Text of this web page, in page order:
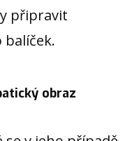
připravit
balíček.
obraz